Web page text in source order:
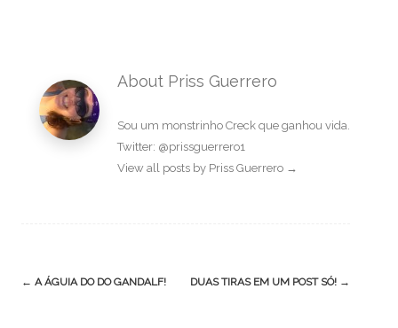
About Priss Guerrero
Sou um monstrinho Creck que ganhou vida.
Twitter: @prissguerrero1
View all posts by Priss Guerrero →
Post
← A ÁGUIA DO DO GANDALF! DUAS TIRAS EM UM POST SÓ! →